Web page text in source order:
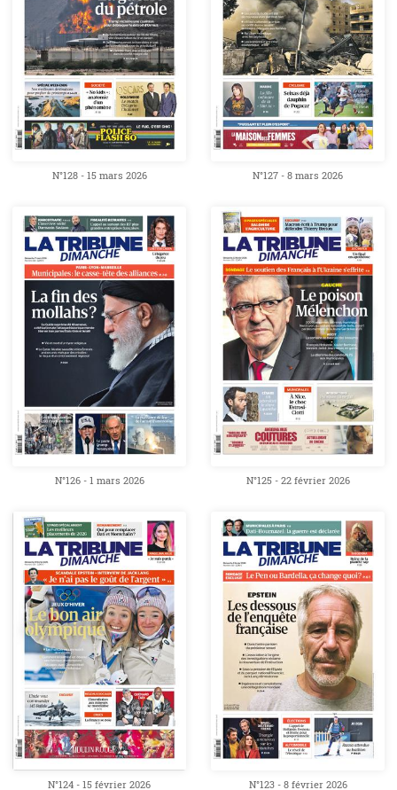
N°128 - 15 mars 2026 N°127 - 8 mars 2026
N°126 - 1 mars 2026 N°125 - 22 février 2026
N°124 - 15 février 2026 N°123 - 8 février 2026